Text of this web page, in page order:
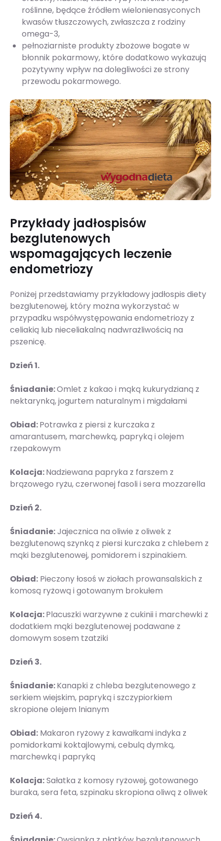
roślinne, będące źródłem wielonienasyconych
kwasów tłuszczowych, zwłaszcza z rodziny
omega-3,
pełnoziarniste produkty zbożowe bogate w
błonnik pokarmowy, które dodatkowo wykazują
pozytywny wpływ na dolegliwości ze strony
przewodu pokarmowego.
Przykłady jadłospisów
bezglutenowych
wspomagających leczenie
endometriozy
Poniżej przedstawiamy przykładowy jadłospis diety
bezglutenowej, który można wykorzystać w
przypadku współwystępowania endometriozy z
celiakią lub nieceliakalną nadwrażliwością na
pszenicę.
Dzień 1.
Śniadanie:Omlet z kakao i mąką kukurydzianą z
nektarynką, jogurtem naturalnym i migdałami
Obiad:Potrawka z piersi z kurczaka z
amarantusem, marchewką, papryką i olejem
rzepakowym
Kolacja:Nadziewana papryka z farszem z
brązowego ryżu, czerwonej fasoli i sera mozzarella
Dzień 2.
Śniadanie:Jajecznica na oliwie z oliwek z
bezglutenową szynką z piersi kurczaka z chlebem z
mąki bezglutenowej, pomidorem i szpinakiem.
Obiad: Pieczony łosoś w ziołach prowansalskich z
komosą ryżową i gotowanym brokułem
Kolacja:Placuszki warzywne z cukinii i marchewki z
dodatkiem mąki bezglutenowej podawane z
domowym sosem tzatziki
Dzień 3.
Śniadanie:Kanapki z chleba bezglutenowego z
serkiem wiejskim, papryką i szczypiorkiem
skropione olejem lnianym
Obiad: Makaron ryżowy z kawałkami indyka z
pomidorkami koktajlowymi, cebulą dymką,
marchewką i papryką
Kolacja:Sałatka z komosy ryżowej, gotowanego
buraka, sera feta, szpinaku skropiona oliwą z oliwek
Dzień 4.